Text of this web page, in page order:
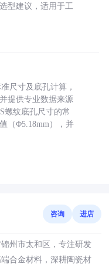
型建议，适用于工
尺寸及底孔计算，
提供专业数据来源
螺纹底孔尺寸的常
（Φ5.18mm），并
咨询 进店
州市太和区，专注研发
合金材料，深耕陶瓷材